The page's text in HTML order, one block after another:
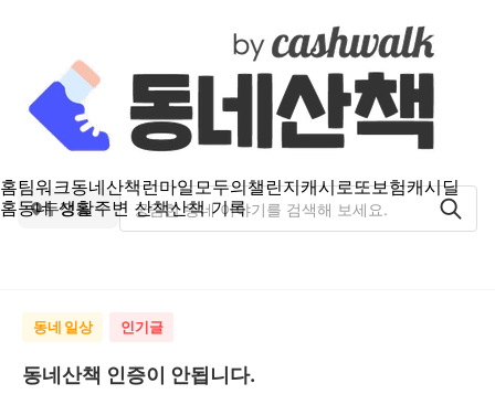
홈팀워크동네산책런마일모두의챌린지캐시로또보험캐시딜
홈동네 생활주변 산책산책 기록
두정동
동네 일상 인기글
동네산책 인증이 안됩니다.